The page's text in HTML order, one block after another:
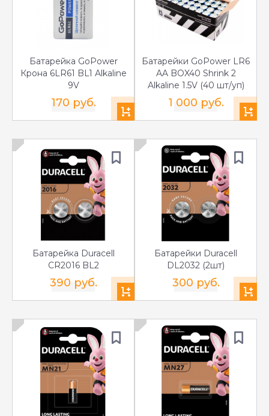
Батарейка GoPower
Крона 6LR61 BL1 Alkaline
9V
170 руб.
Батарейки GoPower LR6
AA BOX40 Shrink 2
Alkaline 1.5V (40 шт/уп)
1 000 руб.
Батарейка Duracell
CR2016 BL2
390 руб.
Батарейки Duracell
DL2032 (2шт)
300 руб.